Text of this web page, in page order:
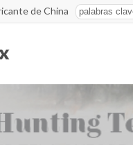
de China